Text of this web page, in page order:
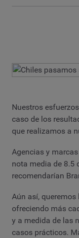
Nuestros
caso de los
que realizamos a
Agencias y
nota media de 8.5
recomendarían
Aún así,
ofreciendo más
y a medida de las
casos prácticos.